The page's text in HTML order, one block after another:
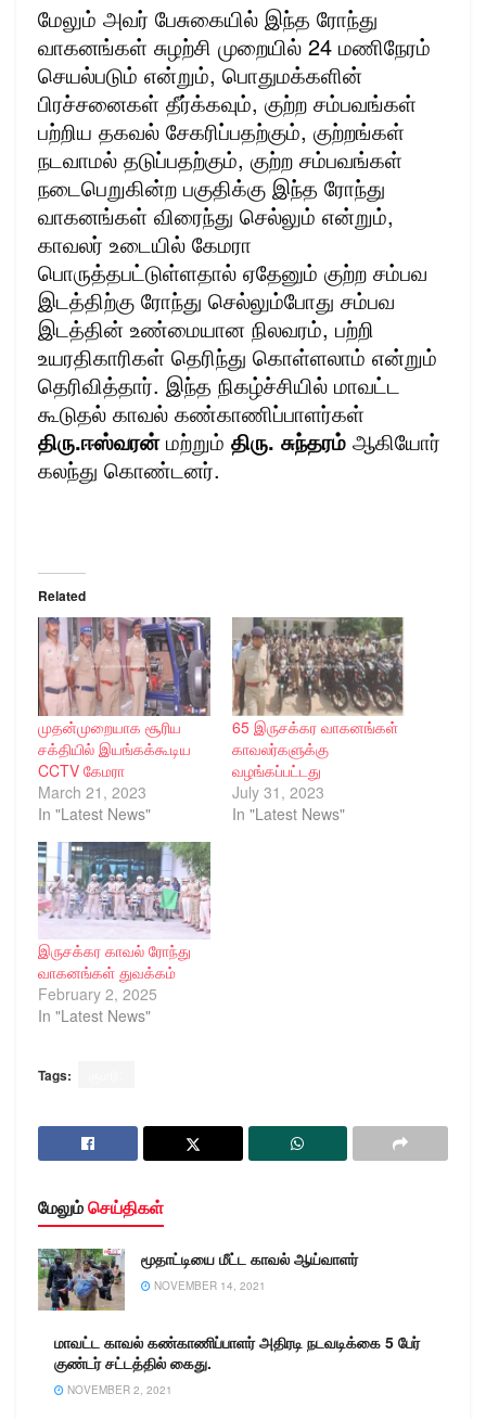
மேலும் அவர் பேசுகையில் இந்த ரோந்து
வாகனங்கள் சுழற்சி முறையில் 24 மணிநேரம்
செயல்படும் என்றும், பொதுமக்களின்
பிரச்சனைகள் தீர்க்கவும், குற்ற சம்பவங்கள்
பற்றிய தகவல் சேகரிப்பதற்கும், குற்றங்கள்
நடவாமல் தடுப்பதற்கும், குற்ற சம்பவங்கள்
நடைபெறுகின்ற பகுதிக்கு இந்த ரோந்து
வாகனங்கள் விரைந்து செல்லும் என்றும்,
காவலர் உடையில் கேமரா
பொருத்தபட்டுள்ளதால் ஏதேனும் குற்ற சம்பவ
இடத்திற்கு ரோந்து செல்லும்போது சம்பவ
இடத்தின் உண்மையான நிலவரம், பற்றி
உயரதிகாரிகள் தெரிந்து கொள்ளலாம் என்றும்
தெரிவித்தார். இந்த நிகழ்ச்சியில் மாவட்ட
கூடுதல் காவல் கண்காணிப்பாளர்கள்
திரு.ஈஸ்வரன்மற்றும் திரு. சுந்தரம் ஆகியோர்
கலந்து கொண்டனர்.
Related
முதன்முறையாக சூரிய
சக்தியில் இயங்கக்கூடிய
CCTV கேமரா
March 21, 2023
In "Latest News"
65 இருசக்கர வாகனங்கள்
காவலர்களுக்கு
வழங்கப்பட்டது
July 31, 2023
In "Latest News"
இருசக்கர காவல் ரோந்து
வாகனங்கள் துவக்கம்
February 2, 2025
In "Latest News"
Tags:
மேலும்செய்திகள்
மூதாட்டியை மீட்ட காவல் ஆய்வாளர்
NOVEMBER 14, 2021
மாவட்ட காவல் கண்காணிப்பாளர் அதிரடி நடவடிக்கை 5 பேர்
குண்டர் சட்டத்தில் கைது.
NOVEMBER 2, 2021